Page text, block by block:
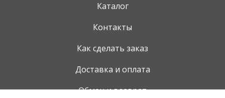
Каталог
Контакты
Как сделать заказ
Доставка и оплата
Обмен и возврат